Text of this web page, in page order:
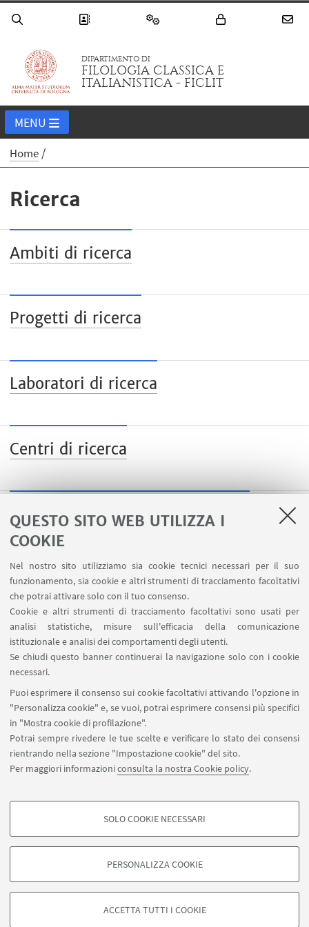
QUESTO SITO WEB UTILIZZA I
COOKIE
Nel nostro sito utilizziamo sia cookie tecnici necessari per il suo
funzionamento, sia cookie e altri strumenti di tracciamento facoltativi
che potrai attivare solo con il tuo consenso.
Cookie e altri strumenti di tracciamento facoltativi sono usati per
analisi statistiche, misure sull'efficacia della comunicazione
istituzionale e analisi dei comportamenti degli utenti.
Se chiudi questo banner continuerai la navigazione solo con i cookie
necessari.
Puoi esprimere il consenso sui cookie facoltativi attivando l'opzione in
"Personalizza cookie" e, se vuoi, potrai esprimere consensi più specifici
in "Mostra cookie di profilazione".
Potrai sempre rivedere le tue scelte e verificare lo stato dei consensi
rientrando nella sezione "Impostazione cookie" del sito.
Per maggiori informazioniconsulta la nostra Cookie policy.
COOKIE DI PROFILAZIONE - FACOLTATIVI
degli utenti, creare profili in base al loro comportamento sul sito, per analisi
di marketing.
SOLO COOKIE NECESSARI
PERSONALIZZA COOKIE
ACCETTA TUTTI I COOKIE
DIPARTIMENTO DI
FILOLOGIA CLASSICA E
ITALIANISTICA - FICLIT
MENU
Home
Ricerca
Ambiti di ricerca
Progetti di ricerca
Laboratori di ricerca
Centri di ricerca
Pubblicazioni e attività editoriali
LINK UTILI
Contatti
Area riservata
SEGUI UNIBO SU:
APP:
©Copyright 2026 - ALMA MATER STUDIORUM - Università di
Bologna - Via Zamboni, 33 - 40126 Bologna - PI: 01131710376 - CF:
80007010376
Privacy
Note legali
Informazioni sul sito e accessibilità
Impostazioni Cookie